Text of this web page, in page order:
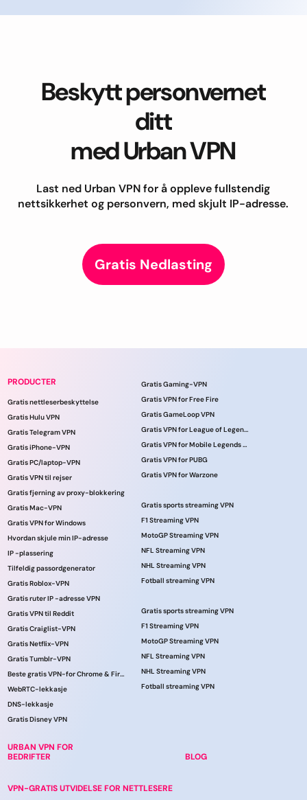
Beskytt personvernet
ditt
med Urban VPN
Last ned Urban VPN for å oppleve fullstendig
nettsikkerhet og personvern, med skjult IP-adresse.
Gratis Nedlasting
PRODUCTER
Gratis nettleserbeskyttelse
Gratis Hulu VPN
Gratis Telegram VPN
Gratis iPhone-VPN
Gratis PC/laptop-VPN
Gratis VPN til rejser
Gratis fjerning av proxy-blokkering
Gratis Mac-VPN
Gratis VPN for Windows
Hvordan skjule min IP-adresse
IP -plassering
Tilfeldig passordgenerator
Gratis Roblox-VPN
Gratis ruter IP -adresse VPN
Gratis VPN til Reddit
Gratis Craiglist-VPN
Gratis Netflix-VPN
Gratis Tumblr-VPN
Beste gratis VPN-for Chrome & Firefox!
WebRTC-lekkasje
DNS-lekkasje
Gratis Disney VPN
URBAN VPN FOR
BEDRIFTER
Gratis Gaming-VPN
Gratis VPN for Free Fire
Gratis GameLoop VPN
Gratis VPN for League of Legends
Gratis VPN for Mobile Legends online
Gratis VPN for PUBG
Gratis VPN for Warzone
Gratis sports streaming VPN
F1 Streaming VPN
MotoGP Streaming VPN
NFL Streaming VPN
NHL Streaming VPN
Fotball streaming VPN
Gratis sports streaming VPN
F1 Streaming VPN
MotoGP Streaming VPN
NFL Streaming VPN
NHL Streaming VPN
Fotball streaming VPN
BLOG
VPN-GRATIS UTVIDELSE FOR NETTLESERE